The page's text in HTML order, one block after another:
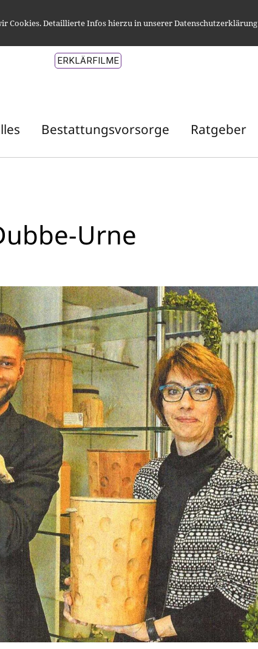
ERKLÄRFILME
Bestattungsvorsorge Ratgeber
Urne
Cookies. Detaillierte Infos hierzu in unserer Datenschutzerklärung